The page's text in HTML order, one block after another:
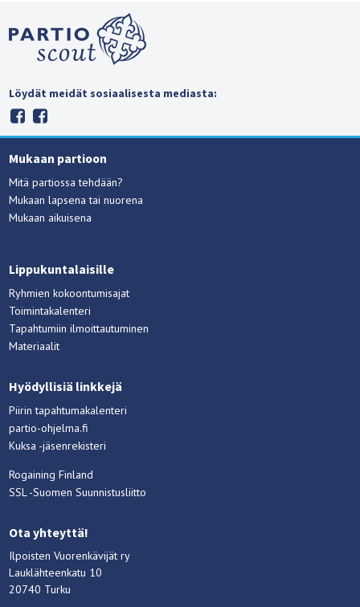
Löydät meidät sosiaalisesta mediasta:
Mukaan partioon
Mitä partiossa tehdään?
Mukaan lapsena tai nuorena
Mukaan aikuisena
Lippukuntalaisille
Ryhmien kokoontumisajat
Toimintakalenteri
Tapahtumiin ilmoittautuminen
Materiaalit
Hyödyllisiä linkkejä
Piirin tapahtumakalenteri
partio-ohjelma.fi
Kuksa -jäsenrekisteri
Rogaining Finland
SSL -Suomen Suunnistusliitto
Ota yhteyttä!
Ilpoisten Vuorenkävijät ry
Lauklähteenkatu 10
20740 Turku